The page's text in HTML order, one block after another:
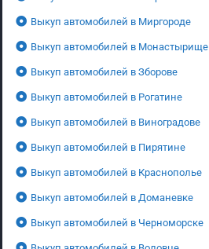
Выкуп автомобилей в Миргороде
Выкуп автомобилей в Монастырище
Выкуп автомобилей в Зборове
Выкуп автомобилей в Рогатине
Выкуп автомобилей в Виноградове
Выкуп автомобилей в Пирятине
Выкуп автомобилей в Краснополье
Выкуп автомобилей в Доманевке
Выкуп автомобилей в Черноморске